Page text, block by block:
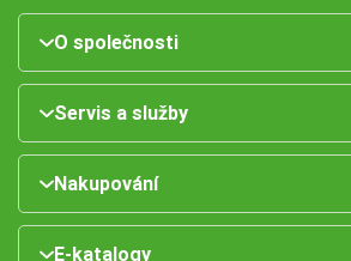
O společnosti
Servis a služby
Nakupování
E-katalogy